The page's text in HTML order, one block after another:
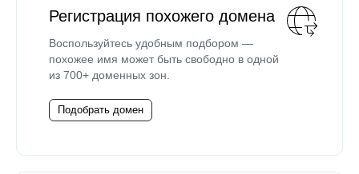
Регистрация похожего домена
Воспользуйтесь удобным подбором —
похожее имя может быть свободно в одной
из 700+ доменных зон.
Подобрать домен